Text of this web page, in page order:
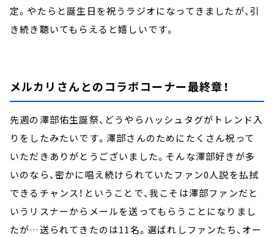
定。やたらと誕生日を祝うラジオになってきましたが、引
き続き聴いてもらえると嬉しいです。
メルカリさんとのコラボコーナー最終章！
先週の澤部佑生誕祭、どうやらハッシュタグがトレンド入
りをしたみたいです。澤部さんのためにたくさん祝って
いただきありがとうございました。そんな澤部好きが多
いのなら、密かに唱え続けられていたファン0人説を払拭
できるチャンス！ということで、我こそは澤部ファンだと
いうリスナーからメールを送ってもらうことになりまし
たが…送られてきたのは11名。選ばれしファンたち、オー